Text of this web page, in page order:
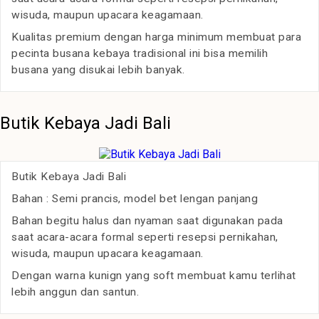
wisuda, maupun upacara keagamaan.
Kualitas premium dengan harga minimum membuat para
pecinta busana kebaya tradisional ini bisa memilih
busana yang disukai lebih banyak.
Butik Kebaya Jadi Bali
Butik Kebaya Jadi Bali
Bahan : Semi prancis, model bet lengan panjang
Bahan begitu halus dan nyaman saat digunakan pada
saat acara-acara formal seperti resepsi pernikahan,
wisuda, maupun upacara keagamaan.
Dengan warna kunign yang soft membuat kamu terlihat
lebih anggun dan santun.